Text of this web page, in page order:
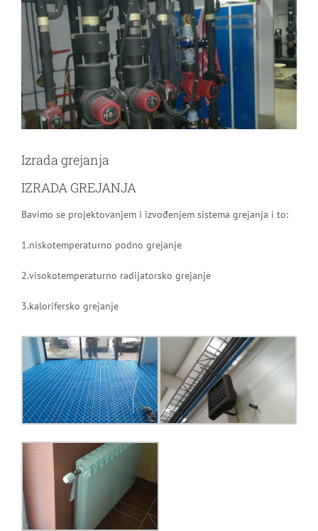
Image
Izrada grejanja
IZRADA GREJANJA
Bavimo se projektovanjem i izvođenjem sistema grejanja i to:
1.niskotemperaturno podno grejanje
2.visokotemperaturno radijatorsko grejanje
3.kalorifersko grejanje